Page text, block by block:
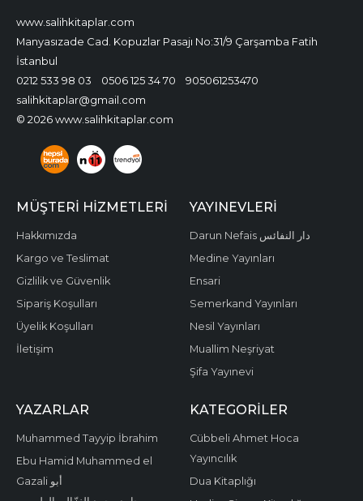
www.salihkitaplar.com
Manyasızade Cad. Kopuzlar Pasajı No:31/9 Çarşamba Fatih
İstanbul
0212 533 98 03
0506 125 34 70
905061253470
salihkitaplar@gmail.com
© 2026 www.salihkitaplar.com
MÜŞTERI HIZMETLERI
Hakkımızda
Kargo ve Teslimat
Gizlilik ve Güvenlik
Sipariş Koşulları
Üyelik Koşulları
İletişim
YAYINEVLERI
Darun Nefais دار النفائس
Medine Yayınları
Ensari
Semerkand Yayınları
Nesil Yayınları
Muallim Neşriyat
Şifa Yayınevi
YAZARLAR
Muhammed Tayyip İbrahim
Ebu Hamid Muhammed el
Gazali أبو
KATEGORILER
Cübbeli Ahmet Hoca
Yayıncılık
Dua Kitaplığı